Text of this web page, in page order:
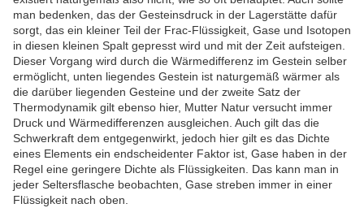
man bedenken, das der Gesteinsdruck in der Lagerstätte dafür
sorgt, das ein kleiner Teil der Frac-Flüssigkeit, Gase und Isotopen
in diesen kleinen Spalt gepresst wird und mit der Zeit aufsteigen.
Dieser Vorgang wird durch die Wärmedifferenz im Gestein selber
ermöglicht, unten liegendes Gestein ist naturgemäß wärmer als
die darüber liegenden Gesteine und der zweite Satz der
Thermodynamik gilt ebenso hier, Mutter Natur versucht immer
Druck und Wärmedifferenzen ausgleichen. Auch gilt das die
Schwerkraft dem entgegenwirkt, jedoch hier gilt es das Dichte
eines Elements ein endscheidenter Faktor ist, Gase haben in der
Regel eine geringere Dichte als Flüssigkeiten. Das kann man in
jeder Seltersflasche beobachten, Gase streben immer in einer
Flüssigkeit nach oben.